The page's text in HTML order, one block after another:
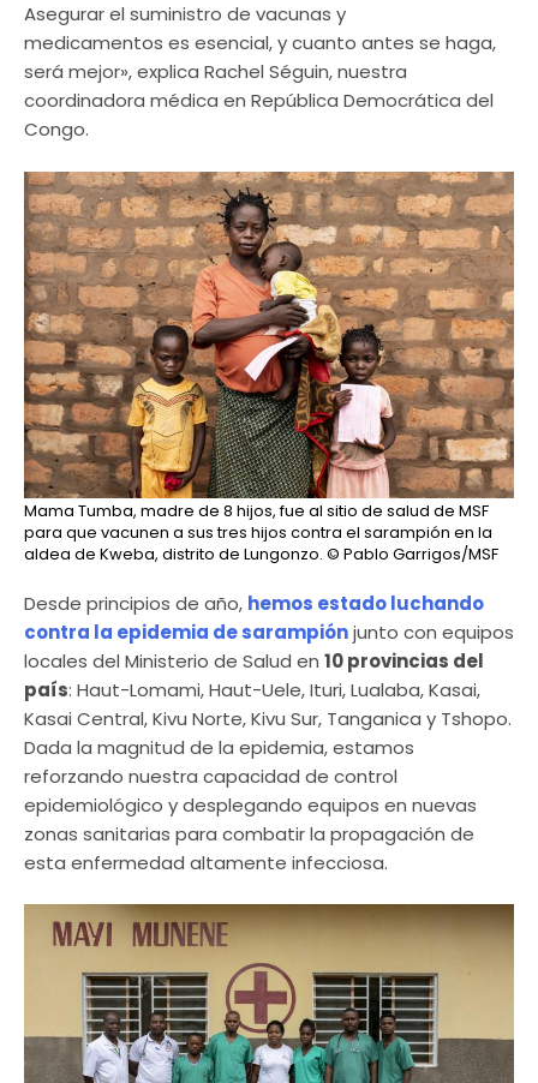
Asegurar el suministro de vacunas y
medicamentos es esencial, y cuanto antes se haga,
será mejor», explica Rachel Séguin, nuestra
coordinadora médica en República Democrática del
Congo.
Mama Tumba, madre de 8 hijos, fue al sitio de salud de MSF
para que vacunen a sus tres hijos contra el sarampión en la
aldea de Kweba, distrito de Lungonzo. © Pablo Garrigos/MSF
Desde principios de año, hemos estado luchando
contra la epidemia de sarampiónjunto con equipos
locales del Ministerio de Salud en 10 provincias del
país: Haut-Lomami, Haut-Uele, Ituri, Lualaba, Kasai,
Kasai Central, Kivu Norte, Kivu Sur, Tanganica y Tshopo.
Dada la magnitud de la epidemia, estamos
reforzando nuestra capacidad de control
epidemiológico y desplegando equipos en nuevas
zonas sanitarias para combatir la propagación de
esta enfermedad altamente infecciosa.